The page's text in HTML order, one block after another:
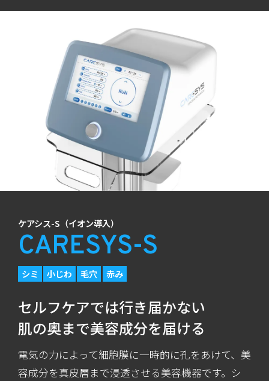
ケアシス-S（イオン導入）
CARESYS-S
シミ 小じわ 毛穴 赤み
セルフケアでは行き届かない
肌の奥まで美容成分を届ける
電気の力によって細胞膜に一時的に孔をあけて、美
容成分を真皮層まで浸透させる美容機器です。シ